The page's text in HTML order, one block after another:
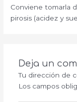
Conviene tomarla
pirosis (acidez y
Deja un
Tu dirección de
Los campos